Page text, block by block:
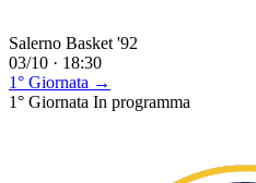
Salerno Basket '92
03/10 · 18:30
1° Giornata →
1° Giornata In programma